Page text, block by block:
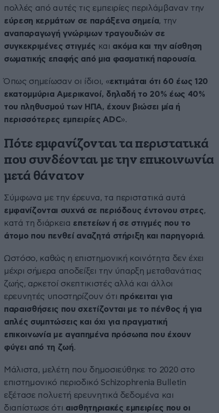
πολλές από αυτές τις εμπειρίες περιλάμβαναν την
εύρεση κερμάτων σε παράξενα σημεία, την
αναπαραγωγή γνώριμων τραγουδιών σε
συγκεκριμένες στιγμές και ακόμα και την αίσθηση
σωματικής επαφής από μια φασματική παρουσία.
Όπως σημείωσαν οι ίδιοι, «εκτιμάται ότι 60 έως 120
εκατομμύρια Αμερικανοί, δηλαδή το 20% έως 40%
του πληθυσμού των ΗΠΑ, έχουν βιώσει μία ή
περισσότερες εμπειρίες ADC».
Πότε εμφανίζονται τα περιστατικά
που συνδέονται με την επικοινωνία
μετά θάνατον
Σύμφωνα με την έρευνα, τα περιστατικά αυτά
εμφανίζονται συχνά σε περιόδους έντονου στρες,
κατά τη διάρκεια επετείων ή σε στιγμές που το
άτομο που πενθεί αναζητά στήριξη και παρηγοριά.
Ωστόσο, καθώς η επιστημονική κοινότητα δεν έχει
μέχρι σήμερα αποδείξει την ύπαρξη μεταθανάτιας
ζωής, αρκετοί σκεπτικιστές αλλά και άλλοι
ερευνητές υποστηρίζουν ότι πρόκειται για
παραισθήσεις που σχετίζονται με το πένθος ή για
απλές συμπτώσεις και όχι για πραγματική
επικοινωνία με αγαπημένα πρόσωπα που έχουν
φύγει από τη ζωή.
Μάλιστα, μελέτη που δημοσιεύθηκε το 2020 στο
επιστημονικό περιοδικό Schizophrenia Bulletin
εξέτασε πολυετή ερευνητικά δεδομένα και
διαπίστωσε ότι αισθητηριακές εμπειρίες που οι